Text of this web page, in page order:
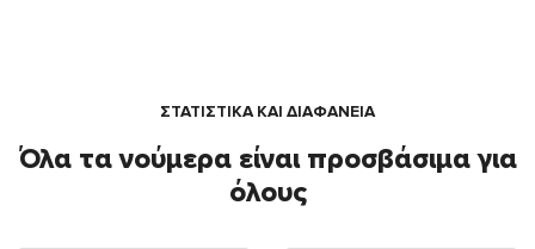
ΣΤΑΤΙΣΤΙΚΑ ΚΑΙ ΔΙΑΦΑΝΕΙΑ
Όλα τα νούμερα είναι προσβάσιμα για
όλους